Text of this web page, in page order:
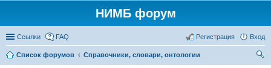
НИМБ форум
Ссылки FAQ Вход
Регистрация
Список форумов
Справочники, словари, онтологии